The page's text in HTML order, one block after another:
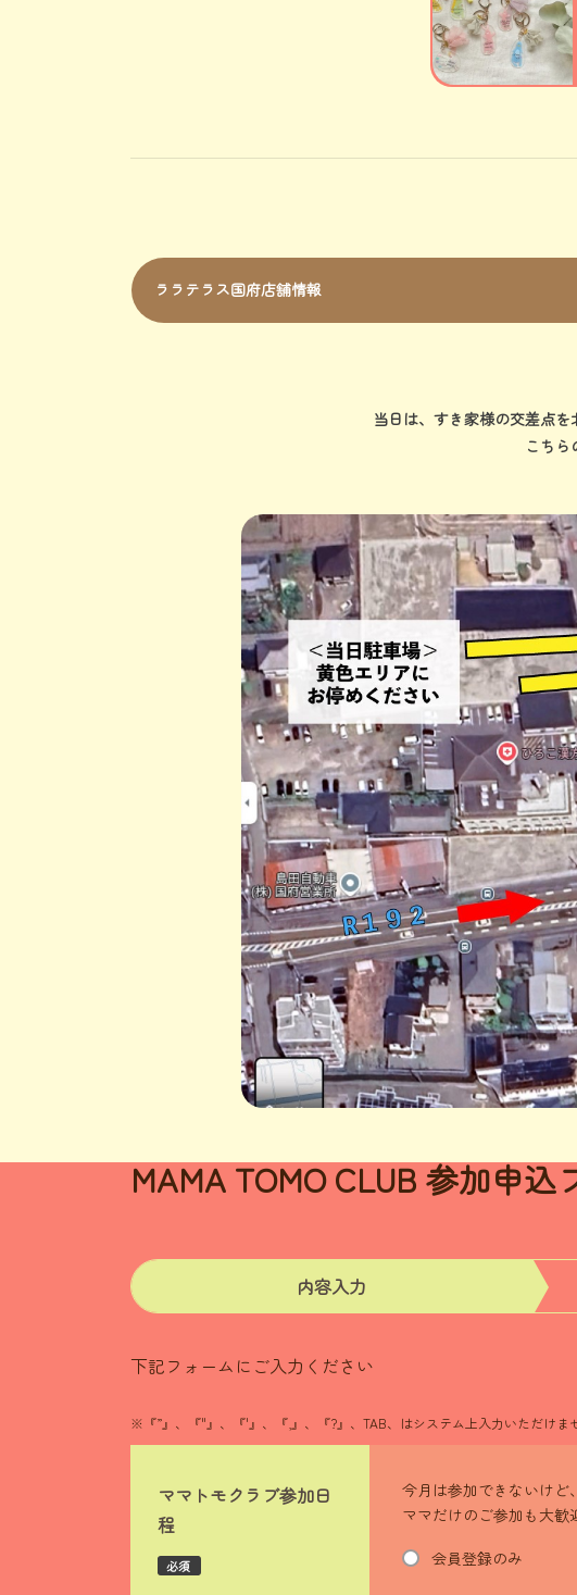
ララテラス国府店舗情報
当日は、すき家様の交差点
こち
MAMA TOMO CLUB 参加申込
内容入力
下記フォームにご入力ください
※『”』、『"』、『'』、『,』、『?』、TAB、はシステム上入力いただけま
ママトモクラブ参加日
程
必須
今月は参加できないけ
ママだけのご参加も大歓
会員登録のみ